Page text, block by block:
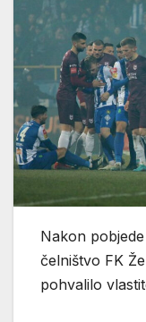
Nakon
čelništvo FK
pohvalilo